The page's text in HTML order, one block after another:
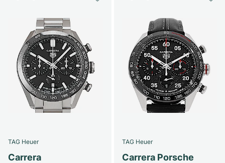
TAG Heuer
Carrera
TAG Heuer
Carrera Porsche